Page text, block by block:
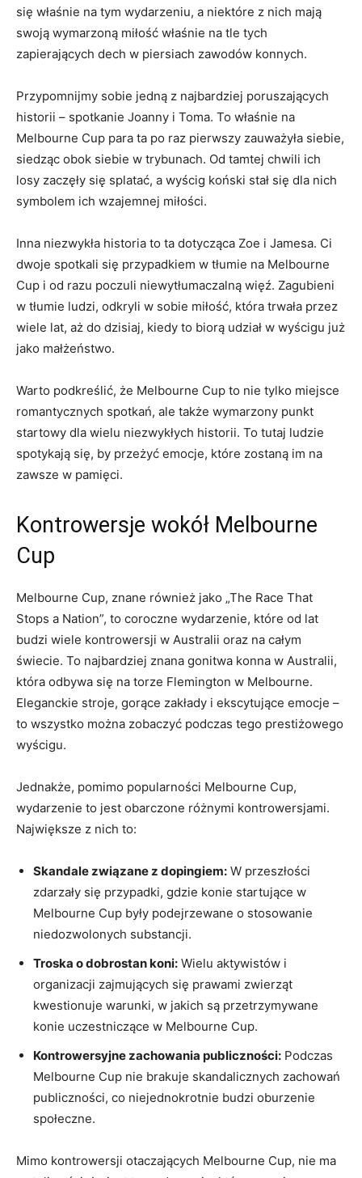
się właśnie na tym wydarzeniu, a ‌niektóre z nich mają
swoją wymarzoną ‍miłość ⁢właśnie na ‍tle tych
zapierających dech w piersiach zawodów konnych.
Przypomnijmy sobie ⁤jedną z najbardziej poruszających​
historii – spotkanie Joanny i Toma. To właśnie na
Melbourne Cup ‍para ta ⁢po raz⁤ pierwszy zauważyła siebie,
siedząc obok siebie w ⁣trybunach. Od tamtej chwili ich
losy zaczęły się splatać, a ‍wyścig koński stał się dla nich
⁣symbolem ich ‍wzajemnej⁢ miłości.
Inna niezwykła historia to ta dotycząca ​Zoe i Jamesa. Ci
dwoje spotkali się przypadkiem w ‌tłumie na Melbourne
‍Cup i ⁤od razu poczuli niewytłumaczalną ‌więź. Zagubieni⁤
w tłumie ludzi, odkryli w sobie miłość,⁢ która trwała przez
wiele⁢ lat,​ aż do dzisiaj, kiedy to biorą udział w⁣ wyścigu już
jako małżeństwo.
Warto podkreślić, że​ Melbourne Cup to nie tylko miejsce
romantycznych spotkań, ale ⁢także ​wymarzony punkt
⁤startowy dla wielu​ niezwykłych historii. To tutaj ludzie
spotykają się,​ by przeżyć emocje, które zostaną im na
zawsze⁤ w⁣ pamięci.
Kontrowersje wokół‌ Melbourne
Cup
Melbourne Cup, znane również jako „The Race That
Stops‌ a Nation”, to‌ coroczne wydarzenie, które od lat
budzi wiele ⁤kontrowersji w Australii oraz na całym
świecie. To najbardziej znana gonitwa konna w Australii,
która odbywa się na torze Flemington w Melbourne.
Eleganckie stroje, ⁣gorące zakłady i ekscytujące emocje –
to ⁣wszystko można⁣ zobaczyć podczas tego prestiżowego
‍wyścigu.
Jednakże, pomimo popularności Melbourne Cup,
wydarzenie to jest obarczone ⁣różnymi kontrowersjami.
Największe z nich to:
Skandale związane z dopingiem: W przeszłości
zdarzały się przypadki, ⁣gdzie konie startujące w
Melbourne Cup były podejrzewane o stosowanie
niedozwolonych substancji.
Troska ⁢o dobrostan koni: Wielu aktywistów ‍i
organizacji zajmujących się prawami zwierząt
kwestionuje warunki, w ⁤jakich są przetrzymywane
‍konie ‍uczestniczące w Melbourne Cup.
Kontrowersyjne ⁢zachowania publiczności: Podczas
⁣Melbourne Cup nie brakuje skandalicznych ‌zachowań
⁢publiczności, co niejednokrotnie budzi ⁤oburzenie⁣
społeczne.
Mimo kontrowersji‌ otaczających Melbourne Cup, nie ma